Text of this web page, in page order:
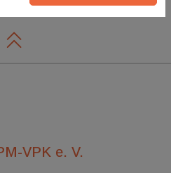
VPK e. V.